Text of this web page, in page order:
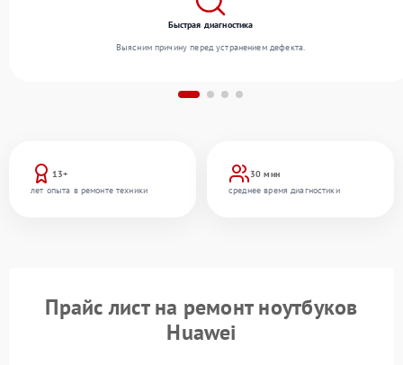
13+
лет опыта в ремонте техники
30 мин
среднее время диагностики
Быстрая диагностика
Выясним причину перед устранением дефекта.
Прайс лист на ремонт ноутбуков
Huawei